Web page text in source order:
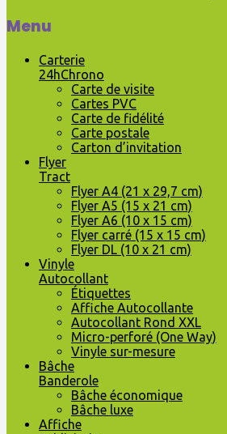
Menu
Carterie
24hChrono
Carte de visite
Cartes PVC
Carte de fidélité
Carte postale
Carton d’invitation
Flyer
Tract
Flyer A4 (21 x 29,7 cm)
Flyer A5 (15 x 21 cm)
Flyer A6 (10 x 15 cm)
Flyer carré (15 x 15 cm)
Flyer DL (10 x 21 cm)
Vinyle
Autocollant
Étiquettes
Affiche Autocollante
Autocollant Rond XXL
Micro-perforé (One Way)
Vinyle sur-mesure
Bâche
Banderole
Bâche économique
Bâche luxe
Affiche